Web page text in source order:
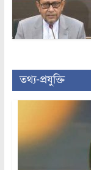
তথ্য-প্রযুক্তি